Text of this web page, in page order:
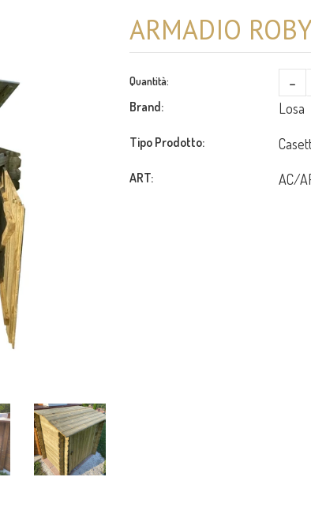
ARMADIO
Quantità: -
Brand: Losa
Tipo Prodotto:
ART: AC/